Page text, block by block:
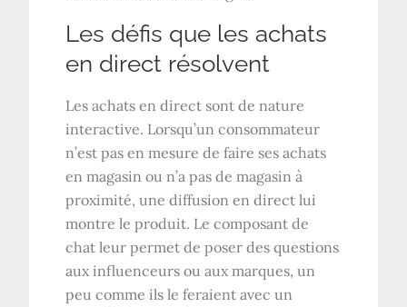
Les défis que les achats
en direct résolvent
Les achats en direct sont de nature
interactive. Lorsqu’un consommateur
n’est pas en mesure de faire ses achats
en magasin ou n’a pas de magasin à
proximité, une diffusion en direct lui
montre le produit. Le composant de
chat leur permet de poser des questions
aux influenceurs ou aux marques, un
peu comme ils le feraient avec un